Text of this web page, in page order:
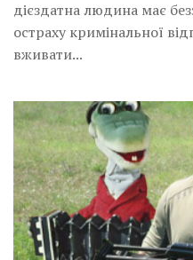
дієздатна людина має
остраху кримінальної
вживати...